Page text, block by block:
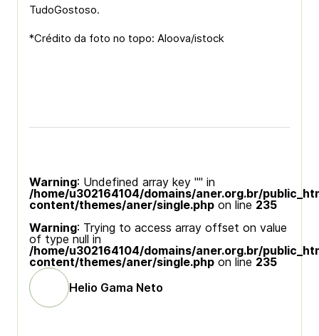
TudoGostoso.
*Crédito da foto no topo: Aloova/istock
Warning: Undefined array key "" in
/home/u302164104/domains/aner.org.br/
content/themes/aner/single.php on line 235
Warning: Trying to access array offset on value
of type null in
/home/u302164104/domains/aner.org.br/
content/themes/aner/single.php on line 235
Helio Gama Neto